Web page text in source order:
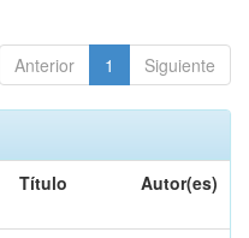
Anterior 1 Siguiente
Título Autor(es)